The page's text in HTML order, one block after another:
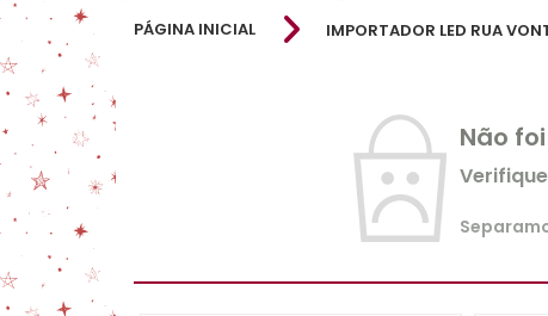
PÁGINA INICIAL IMPORTADOR LED RUA
Não